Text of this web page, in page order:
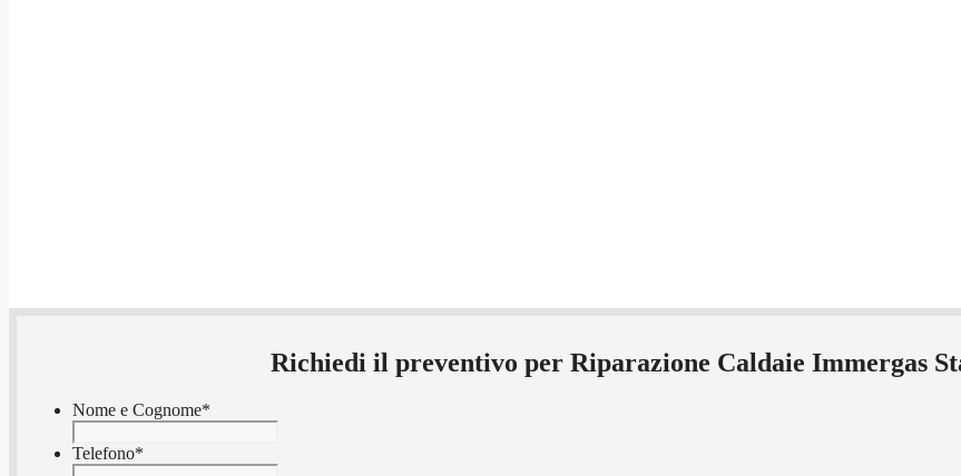
Richiedi il preventivo per Riparazione Caldaie Immergas
Nome e Cognome*
Telefono*